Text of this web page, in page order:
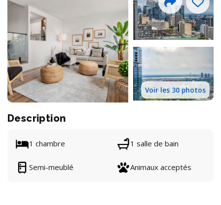
Voir les 30 photos
Description
1 chambre 1 salle de bain
Semi-meublé Animaux acceptés